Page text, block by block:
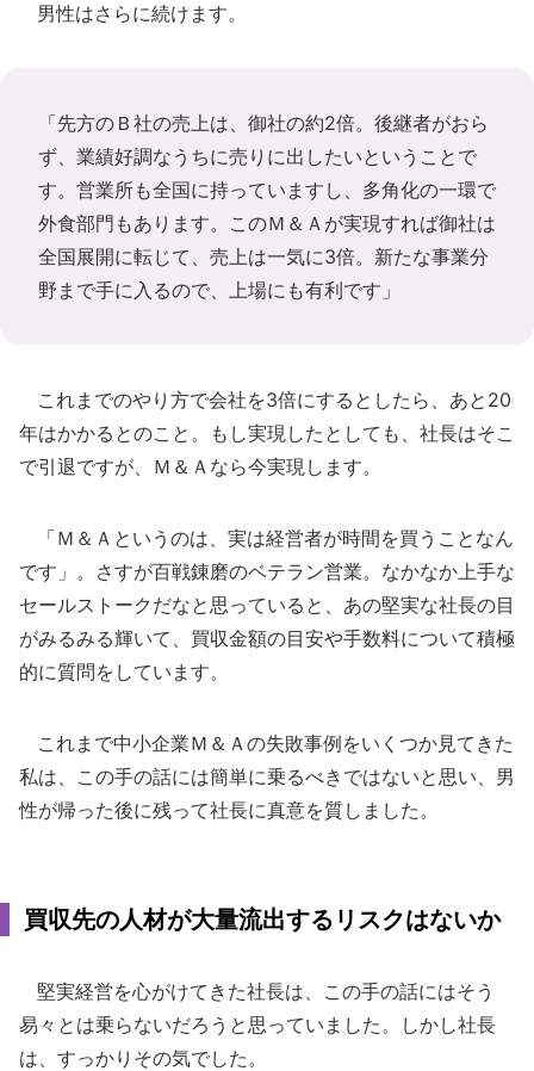
男性はさらに続けます。
「先方のＢ社の売上は、御社の約2倍。後継者がおら
ず、業績好調なうちに売りに出したいということで
す。営業所も全国に持っていますし、多角化の一環で
外食部門もあります。このＭ＆Ａが実現すれば御社は
全国展開に転じて、売上は一気に3倍。新たな事業分
野まで手に入るので、上場にも有利です」
これまでのやり方で会社を3倍にするとしたら、あと20
年はかかるとのこと。もし実現したとしても、社長はそこ
で引退ですが、Ｍ＆Ａなら今実現します。
「Ｍ＆Ａというのは、実は経営者が時間を買うことなん
です」。さすが百戦錬磨のベテラン営業。なかなか上手な
セールストークだなと思っていると、あの堅実な社長の目
がみるみる輝いて、買収金額の目安や手数料について積極
的に質問をしています。
これまで中小企業Ｍ＆Ａの失敗事例をいくつか見てきた
私は、この手の話には簡単に乗るべきではないと思い、男
性が帰った後に残って社長に真意を質しました。
買収先の人材が大量流出するリスクはないか
堅実経営を心がけてきた社長は、この手の話にはそう
易々とは乗らないだろうと思っていました。しかし社長
は、すっかりその気でした。